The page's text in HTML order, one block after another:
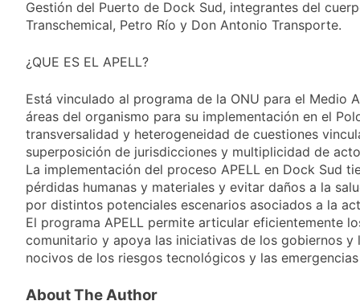
qué representa para
los argentinos
1 Día Atrás
El Senado aprobó la
protesta contra la
Ley de Propiedad
Privada: hubo
detenidos y
enfrentamientos
2 Días Atrás
La Fiscalía rechazó el
pedido para
suspender el juicio
contra Pity Alvarez
2 Días Atrás
67 barrios full LED en
Florencio Varela
2 Días Atrás
El temporal se
despide del AMBA:
cuándo dejará de
2 Días Atrás
Gestión del Puerto de Dock Sud, integrantes del
Transchemical, Petro Río y Don Antonio Transporte.
¿QUE ES EL APELL?
Está vinculado al programa de la ONU para el Medio
áreas del organismo para su implementación en el
transversalidad y heterogeneidad de cuestiones
superposición de jurisdicciones y multiplicidad de
La implementación del proceso APELL en Dock Sud
pérdidas humanas y materiales y evitar daños a la
por distintos potenciales escenarios asociados a la
El programa APELL permite articular eficientemente
comunitario y apoya las iniciativas de los gobiernos
nocivos de los riesgos tecnológicos y las
About The Author